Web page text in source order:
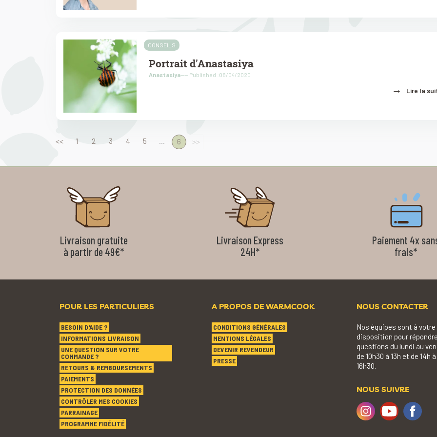
CONSEILS
Portrait d'Anastasiya
Anastasiya---- Published :08/04/2020
→ Lire la
<< 1 2 3 4 5 ... 6 >>
Livraison gratuite
à partir de 49€*
Livraison Express
24H*
Paiement 4x
frais*
POUR LES PARTICULIERS
BESOIN D'AIDE ?
INFORMATIONS LIVRAISON
UNE QUESTION SUR VOTRE
COMMANDE ?
RETOURS & REMBOURSEMENTS
PAIEMENTS
PROTECTION DES DONNÉES
CONTRÔLER MES COOKIES
PARRAINAGE
PROGRAMME FIDÉLITÉ
A PROPOS DE WARMCOOK
CONDITIONS GÉNÉRALES
MENTIONS LÉGALES
DEVENIR REVENDEUR
PRESSE
NOUS CONTACTER
Nos équipes sont à votre
disposition pour
questions du lundi au
de 10h30 à 13h et de 14h à
16h30.
NOUS SUIVRE